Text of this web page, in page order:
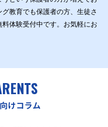
教育でも保護者の方、生徒さ
体験受付中です。お気軽にお
けコラム